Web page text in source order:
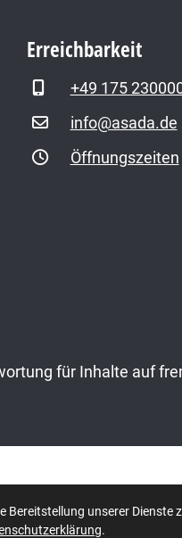
Erreichbarkeit
+49 175
info@asada.de
Öffnungszeiten
für Inhalte auf
Bereitstellung unserer
.